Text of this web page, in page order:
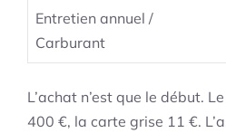
Entretien annuel /
Carburant
L’achat n’est que le début.
400 €, la carte grise 11 €.